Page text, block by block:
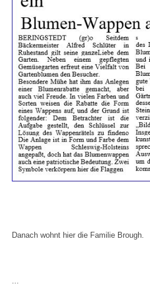
Danach wohnt hier die Familie Brough.